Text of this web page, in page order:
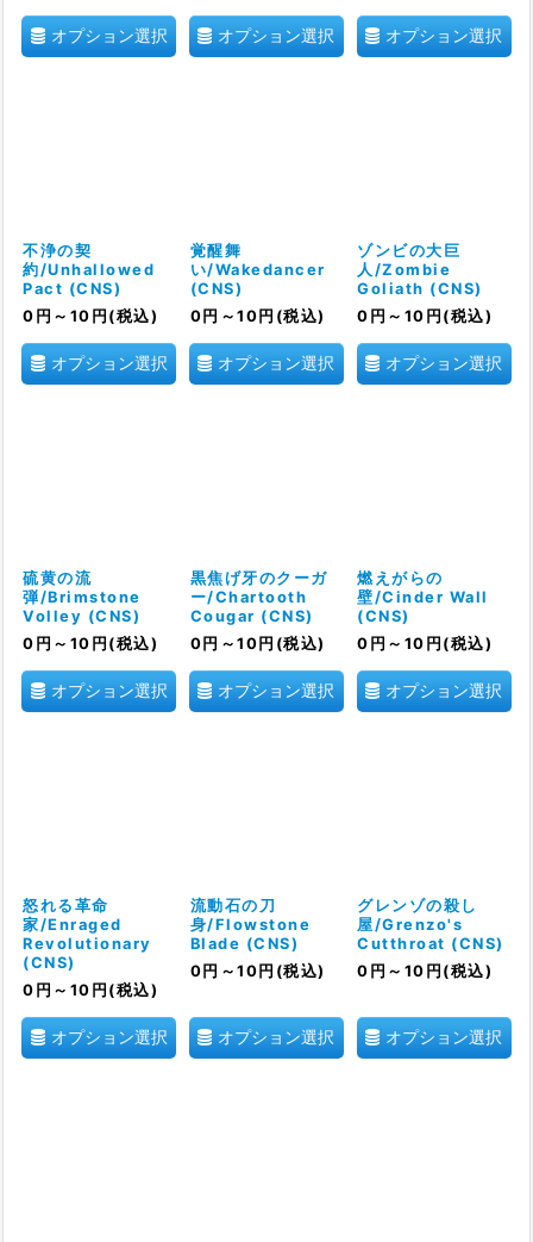
オプション選択 オプション選択 オプション選択
不浄の契
約/Unhallowed
Pact (CNS)
0 円 ～10 円 (税込)
オプション選択
覚醒舞
い/Wakedancer
(CNS)
0 円 ～10 円 (税込)
オプション選択
ゾンビの大巨
人/Zombie
Goliath (CNS)
0 円 ～10 円 (税込)
オプション選択
硫黄の流
弾/Brimstone
Volley (CNS)
0 円 ～10 円 (税込)
オプション選択
黒焦げ牙のクーガ
ー/Chartooth
Cougar (CNS)
0 円 ～10 円 (税込)
オプション選択
燃えがらの
壁/Cinder Wall
(CNS)
0 円 ～10 円 (税込)
オプション選択
怒れる革命
家/Enraged
Revolutionary
(CNS)
0 円 ～10 円 (税込)
オプション選択
流動石の刀
身/Flowstone
Blade (CNS)
0 円 ～10 円 (税込)
オプション選択
グレンゾの殺し
屋/Grenzo's
Cutthroat (CNS)
0 円 ～10 円 (税込)
オプション選択